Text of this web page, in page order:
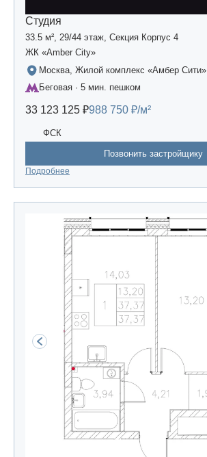
Студия
33.5 м², 29/44 этаж, Секция Корпус 4
ЖК «Amber Сity»
Москва, Жилой комплекс «Амбер Сити»
Беговая · 5 мин. пешком
33 123 125 ₽988 750 ₽/м²
ФСК
Позвонить застройщику
Подробнее